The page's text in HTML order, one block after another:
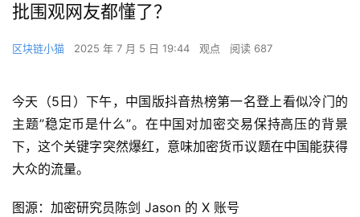
批围观网友都懂了？
区块链小猫 2025 年 7 月 5 日 19:44 观点 阅读 687
今天（5日）下午，中国版抖音热榜第一名登上看似冷门的
主题”稳定币是什么”。在中国对加密交易保持高压的背景
下，这个关键字突然爆红，意味加密货币议题在中国能获得
大众的流量。
图源：加密研究员陈剑 Jason 的 X 账号